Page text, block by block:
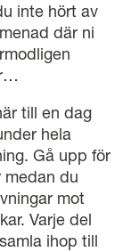
inte hört av
där ni
till en dag
hela
Gå upp för
medan du
mot
Varje del
ihop till